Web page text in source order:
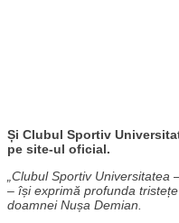
Și Clubul Sportiv
pe site-ul oficial.
„Clubul Sportiv
– își exprimă profunda
doamnei Nușa Demian.